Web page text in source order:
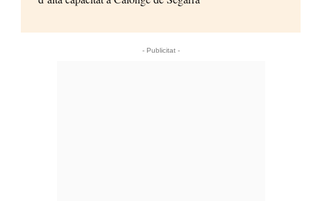
- Publicitat -